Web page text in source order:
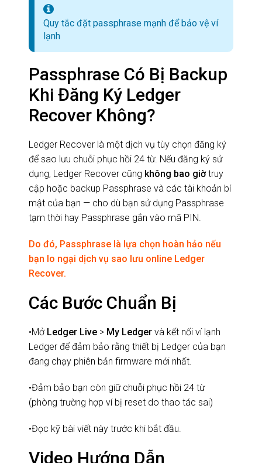
Quy tắc đặt passphrase mạnh để bảo vệ ví
lạnh
Passphrase Có Bị Backup
Khi Đăng Ký Ledger
Recover Không?
Ledger Recover là một dịch vụ tùy chọn đăng ký
để sao lưu chuỗi phục hồi 24 từ. Nếu đăng ký sử
dụng, Ledger Recover cũng không bao giờtruy
cập hoặc backup Passphrase và các tài khoản bí
mật của bạn — cho dù bạn sử dụng Passphrase
tạm thời hay Passphrase gắn vào mã PIN.
Do đó, Passphrase là lựa chọn hoàn hảo nếu
bạn lo ngại dịch vụ sao lưu online Ledger
Recover.
Các Bước Chuẩn Bị
•Mở Ledger Live > My Ledger và kết nối ví lạnh
Ledger để đảm bảo rằng thiết bị Ledger của bạn
đang chạy phiên bản firmware mới nhất.
•Đảm bảo bạn còn giữ chuỗi phục hồi 24 từ
(phòng trường hợp ví bị reset do thao tác sai)
•Đọc kỹ bài viết này trước khi bắt đầu.
Video Hướng Dẫn